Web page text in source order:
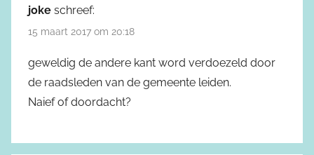
joke schreef:
15 maart 2017 om 20:18
geweldig de andere kant word verdoezeld door
de raadsleden van de gemeente leiden.
Naief of doordacht?